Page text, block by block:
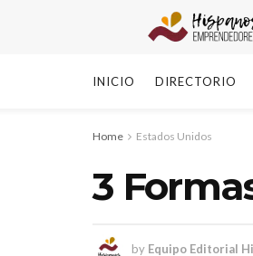
INICIO DIRECTORIO
Home Estados Unidos
3
by Equipo Editorial